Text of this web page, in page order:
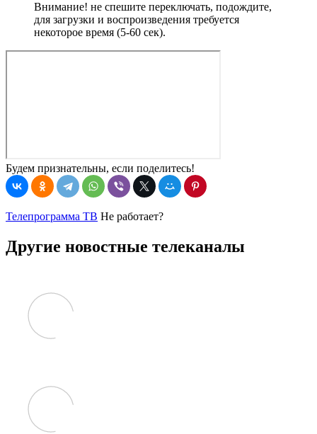
Внимание! не спешите переключать, подождите,
для загрузки и воспроизведения требуется
некоторое время (5-60 сек).
Будем признательны, если поделитесь!
Телепрограмма ТВ Не работает?
Другие новостные телеканалы